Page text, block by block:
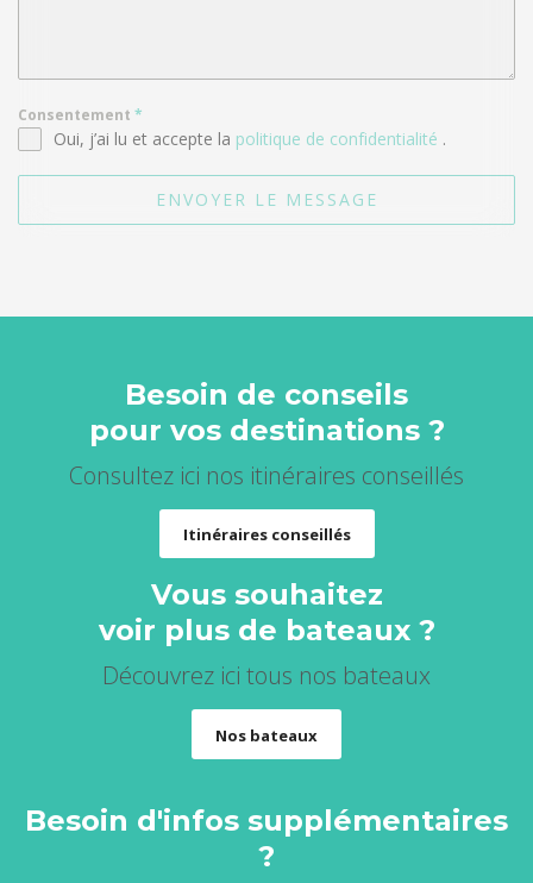
Consentement *
Oui, j’ai lu et accepte la politique de confidentialité .
ENVOYER LE MESSAGE
Besoin de conseils
pour vos destinations ?
Consultez ici nos itinéraires conseillés
Itinéraires conseillés
Vous souhaitez
voir plus de bateaux ?
Découvrez ici tous nos bateaux
Nos bateaux
Besoin d'infos supplémentaires
?